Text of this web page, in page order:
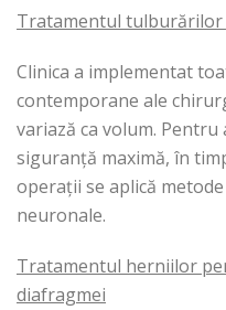
Tratamentul tulburărilor
Clinica a implementat
contemporane ale
variază ca volum.
siguranță maximă, în
operații se aplică
neuronale.
Tratamentul herniilor
diafragmei